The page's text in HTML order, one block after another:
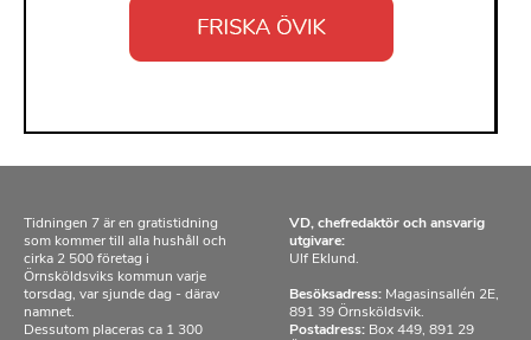
Tidningen 7 är en gratistidning
som kommer till alla hushåll och
cirka 2 500 företag i
Örnsköldsviks kommun varje
torsdag, var sjunde dag - därav
namnet.
Dessutom placeras ca 1 300
VD, chefredaktör och ansvarig
utgivare:
Ulf Eklund.
Besöksadress: Magasinsallén 2E,
891 39 Örnsköldsvik.
Postadress: Box 449, 891 29